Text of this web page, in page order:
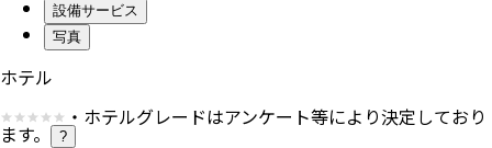
設備サービス
写真
ホテル
・ホテルグレードはアンケート等により決定しており
ます。 ?